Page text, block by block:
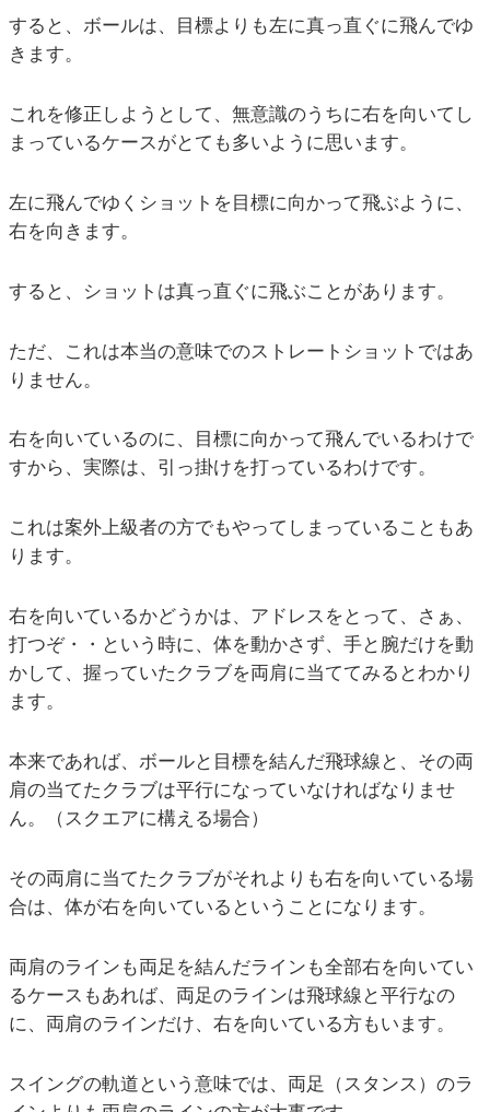
すると、ボールは、目標よりも左に真っ直ぐに飛んでゆ
きます。
これを修正しようとして、無意識のうちに右を向いてし
まっているケースがとても多いように思います。
左に飛んでゆくショットを目標に向かって飛ぶように、
右を向きます。
すると、ショットは真っ直ぐに飛ぶことがあります。
ただ、これは本当の意味でのストレートショットではあ
りません。
右を向いているのに、目標に向かって飛んでいるわけで
すから、実際は、引っ掛けを打っているわけです。
これは案外上級者の方でもやってしまっていることもあ
ります。
右を向いているかどうかは、アドレスをとって、さぁ、
打つぞ・・という時に、体を動かさず、手と腕だけを動
かして、握っていたクラブを両肩に当ててみるとわかり
ます。
本来であれば、ボールと目標を結んだ飛球線と、その両
肩の当てたクラブは平行になっていなければなりませ
ん。（スクエアに構える場合）
その両肩に当てたクラブがそれよりも右を向いている場
合は、体が右を向いているということになります。
両肩のラインも両足を結んだラインも全部右を向いてい
るケースもあれば、両足のラインは飛球線と平行なの
に、両肩のラインだけ、右を向いている方もいます。
スイングの軌道という意味では、両足（スタンス）のラ